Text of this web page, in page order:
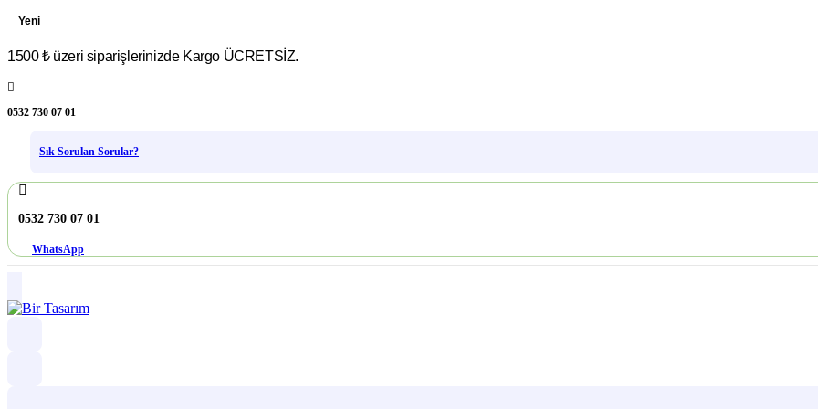
Yeni
1500 ₺ üzeri siparişlerinizde Kargo ÜCRETSİZ.
0532 730 07 01
Sık Sorulan Sorular?
0532 730 07 01
WhatsApp